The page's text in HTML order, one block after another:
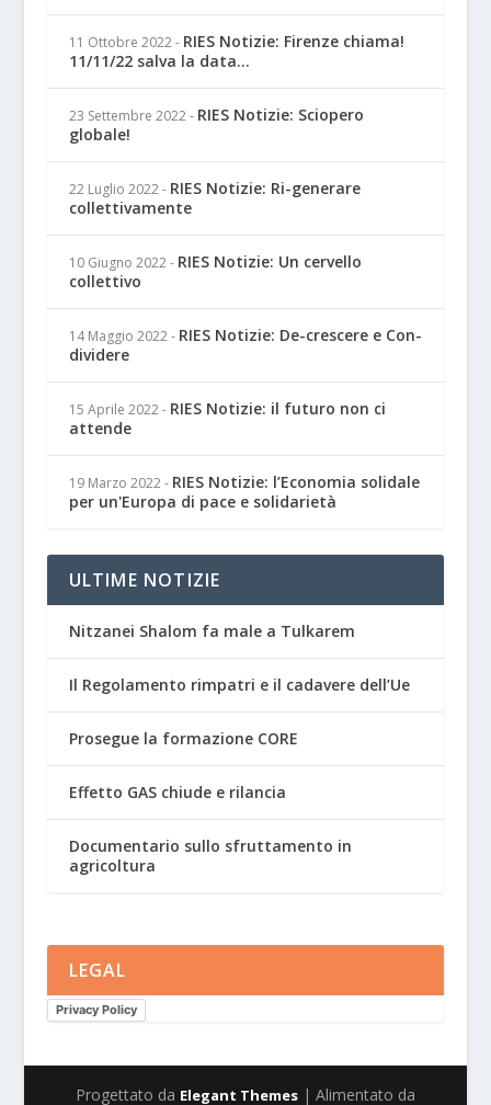
11 Ottobre 2022 - RIES Notizie: Firenze chiama!
11/11/22 salva la data...
23 Settembre 2022 - RIES Notizie: Sciopero
globale!
22 Luglio 2022 - RIES Notizie: Ri-generare
collettivamente
10 Giugno 2022 - RIES Notizie: Un cervello
collettivo
14 Maggio 2022 - RIES Notizie: De-crescere e Con-
dividere
15 Aprile 2022 - RIES Notizie: il futuro non ci
attende
19 Marzo 2022 - RIES Notizie: l’Economia solidale
per un'Europa di pace e solidarietà
ULTIME NOTIZIE
Nitzanei Shalom fa male a Tulkarem
Il Regolamento rimpatri e il cadavere dell’Ue
Prosegue la formazione CORE
Effetto GAS chiude e rilancia
Documentario sullo sfruttamento in
agricoltura
LEGAL
Privacy Policy
Progettato da Elegant Themes| Alimentato da